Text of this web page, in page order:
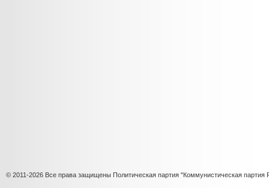
© 2011-2026 Все права защищены Политическая партия "Коммунистическая партия